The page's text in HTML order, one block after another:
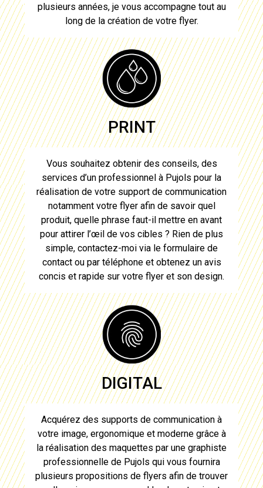
plusieurs années, je vous accompagne tout au
long de la création de votre flyer.
PRINT
Vous souhaitez obtenir des conseils, des
services d’un professionnel à Pujols pour la
réalisation de votre support de communication
notamment votre flyerafin de savoir quel
produit, quelle phrase faut-il mettre en avant
pour attirer l’œil de vos cibles ? Rien de plus
simple, contactez-moi via le formulaire de
contact ou par téléphone et obtenez un avis
concis et rapide sur votre flyer et son design.
DIGITAL
Acquérez des supports de communication à
votre image, ergonomique et moderne grâce à
la réalisation des maquettes par une graphiste
professionnelle de Pujols qui vous fournira
plusieurs propositions de flyers afin de trouver